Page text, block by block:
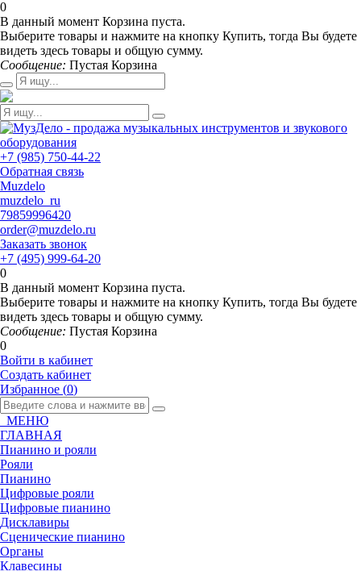
0
В данный момент Корзина пуста.
Выберите товары и нажмите на кнопку Купить, тогда Вы будете
видеть здесь товары и общую сумму.
Сообщение: Пустая Корзина
+7 (985) 750-44-22
Обратная связь
Muzdelo
muzdelo_ru
79859996420
order@muzdelo.ru
Заказать звонок
+7 (495) 999-64-20
0
В данный момент Корзина пуста.
Выберите товары и нажмите на кнопку Купить, тогда Вы будете
видеть здесь товары и общую сумму.
Сообщение: Пустая Корзина
0
Войти в кабинет
Создать кабинет
Избранное (0)
МЕНЮ
ГЛАВНАЯ
Пианино и рояли
Рояли
Пианино
Цифровые рояли
Цифровые пианино
Дисклавиры
Сценические пианино
Органы
Клавесины